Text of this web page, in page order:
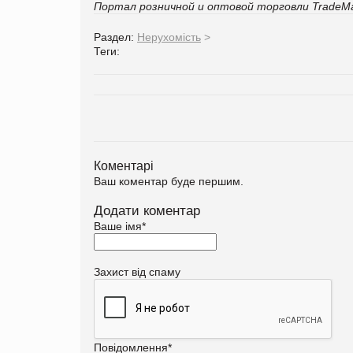
Портал розничной и оптовой торговли
Раздел: Нерухомість >
Теги:
Коментарі
Ваш коментар буде першим.
Додати коментар
Ваше імя*
Захист від спаму
Повідомлення*